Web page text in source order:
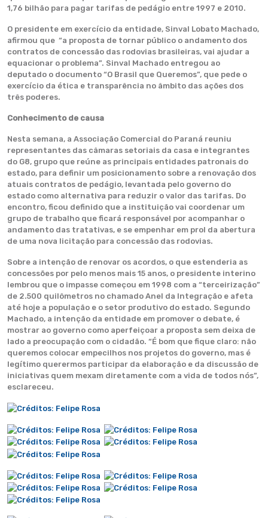
1,76 bilhão para pagar tarifas de pedágio entre 1997 e 2010.
O presidente em exercício da entidade, Sinval Lobato Machado,
afirmou que “a proposta de tornar público o andamento dos
contratos de concessão das rodovias brasileiras, vai ajudar a
equacionar o problema”. Sinval Machado entregou ao
deputado o documento “O Brasil que Queremos”, que pede o
exercício da ética e transparência no âmbito das ações dos
três poderes.
Conhecimento de causa
Nesta semana, a Associação Comercial do Paraná reuniu
representantes das câmaras setoriais da casa e integrantes
do G8, grupo que reúne as principais entidades patronais do
estado, para definir um posicionamento sobre a renovação dos
atuais contratos de pedágio, levantada pelo governo do
estado como alternativa para reduzir o valor das tarifas. Do
encontro, ficou definido que a instituição vai coordenar um
grupo de trabalho que ficará responsável por acompanhar o
andamento das tratativas, e se empenhar em prol da abertura
de uma nova licitação para concessão das rodovias.
Sobre a intenção de renovar os acordos, o que estenderia as
concessões por pelo menos mais 15 anos, o presidente interino
lembrou que o impasse começou em 1998 com a “terceirização”
de 2.500 quilômetros no chamado Anel da Integração e afeta
até hoje a população e o setor produtivo do estado. Segundo
Machado, a intenção da entidade em promover o debate, é
mostrar ao governo como aperfeiçoar a proposta sem deixa de
lado a preocupação com o cidadão. “É bom que fique claro: não
queremos colocar empecilhos nos projetos do governo, mas é
legítimo querermos participar da elaboração e da discussão de
iniciativas quem mexam diretamente com a vida de todos nós”,
esclareceu.